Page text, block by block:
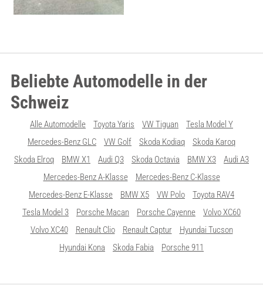
Beliebte Automodelle in der
Schweiz
Alle Automodelle Toyota Yaris VW Tiguan
Tesla Model Y
Mercedes-Benz GLC
VW Golf Skoda Kodiaq
Skoda Karoq
Skoda Elroq
BMW X1 Audi Q3 Skoda Octavia BMW X3
Audi A3
Mercedes-Benz A-Klasse
Mercedes-Benz C-Klasse
Mercedes-Benz E-Klasse
BMW X5 VW Polo
Toyota RAV4
Tesla Model 3
Porsche Macan Porsche Cayenne
Volvo XC60
Volvo XC40
Renault Clio Renault Captur
Hyundai Tucson
Hyundai Kona
Skoda Fabia Porsche 911